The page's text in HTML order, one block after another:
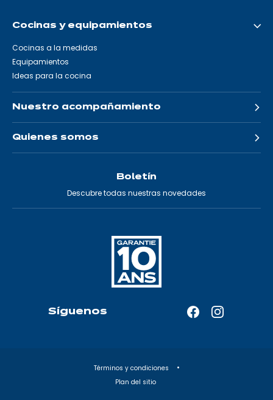
Cocinas y equipamientos
Cocinas a la medidas
Equipamientos
Ideas para la cocina
Nuestro acompañamiento
Quienes somos
Boletín
Descubre todas nuestras novedades
Síguenos
FacebookInstagram
Términos y condiciones
Plan del sitio